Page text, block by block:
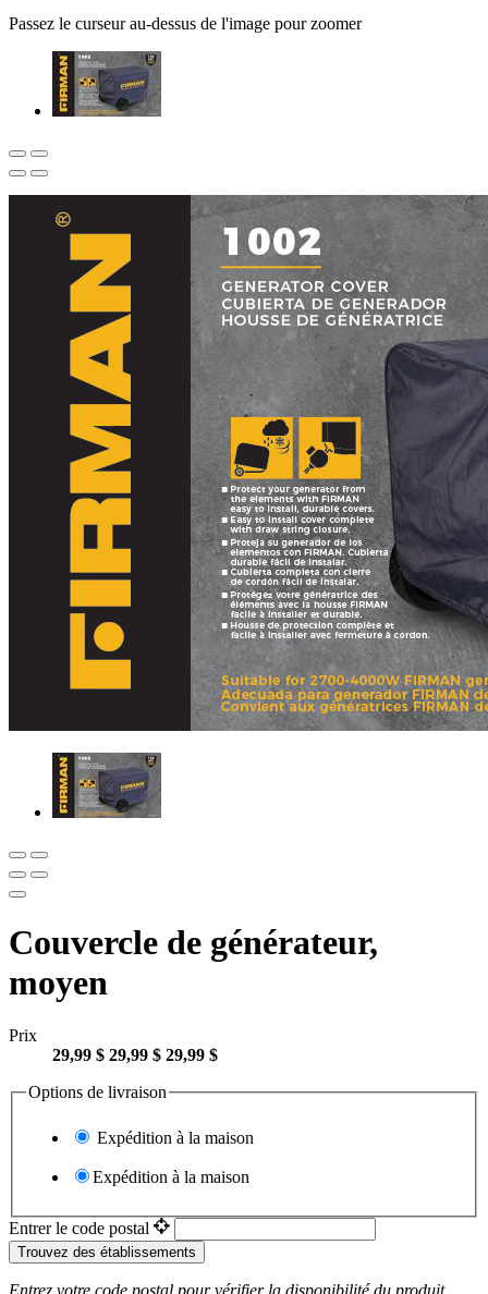
Passez le curseur au-dessus de l'image pour zoomer
Couvercle de générateur,
moyen
Prix
29,99 $ 29,99 $ 29,99 $
Options de livraison
Expédition à la maison
Expédition à la maison
Entrer le code postal
Trouvez des établissements
Entrez votre code postal pour vérifier la disponibilité du produit